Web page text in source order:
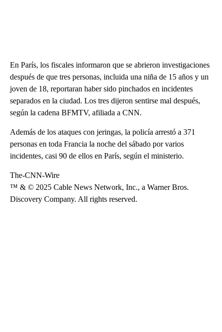
En París, los fiscales informaron que se abrieron investigaciones
después de que tres personas, incluida una niña de 15 años y un
joven de 18, reportaran haber sido pinchados en incidentes
separados en la ciudad. Los tres dijeron sentirse mal después,
según la cadena BFMTV, afiliada a CNN.
Además de los ataques con jeringas, la policía arrestó a 371
personas en toda Francia la noche del sábado por varios
incidentes, casi 90 de ellos en París, según el ministerio.
The-CNN-Wire
™ & © 2025 Cable News Network, Inc., a Warner Bros.
Discovery Company. All rights reserved.